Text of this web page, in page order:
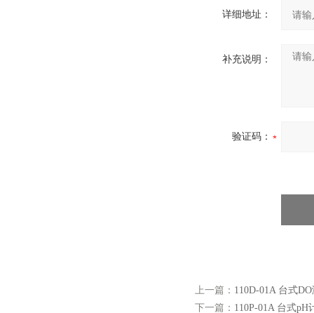
详细地址：
补充说明：
验证码：
上一篇： 110D-01A 台式
下一篇： 110P-01A 台式pH